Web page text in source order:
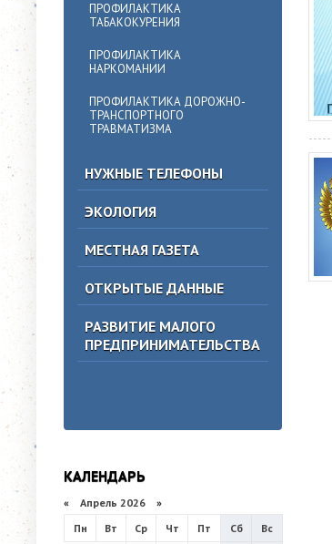
ПРОФИЛАКТИКА
ТАБАКОКУРЕНИЯ
ПРОФИЛАКТИКА
НАРКОМАНИИ
ПРОФИЛАКТИКА ДОРОЖНО-
ТРАНСПОРТНОГО
ТРАВМАТИЗМА
НУЖНЫЕ ТЕЛЕФОНЫ
ЭКОЛОГИЯ
МЕСТНАЯ ГАЗЕТА
ОТКРЫТЫЕ ДАННЫЕ
РАЗВИТИЕ МАЛОГО
ПРЕДПРИНИМАТЕЛЬСТВА
КАЛЕНДАРЬ
« Апрель 2026 »
Пн
Вт Ср Чт Пт Сб
Вс